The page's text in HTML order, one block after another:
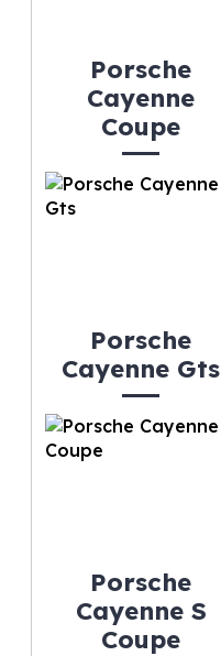
Porsche
Cayenne
Coupe
Porsche
Cayenne Gts
Porsche
Cayenne S
Coupe